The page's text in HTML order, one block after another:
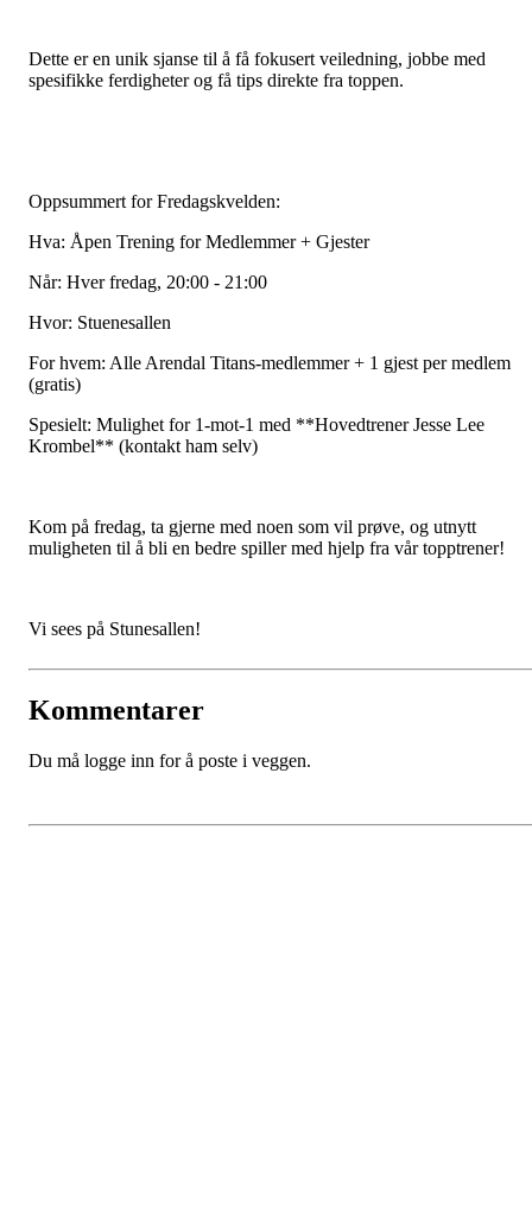
Dette er en unik sjanse til å få fokusert veiledning, jobbe med
spesifikke ferdigheter og få tips direkte fra toppen.
Oppsummert for Fredagskvelden:
Hva: Åpen Trening for Medlemmer + Gjester
Når: Hver fredag, 20:00 - 21:00
Hvor: Stuenesallen
For hvem: Alle Arendal Titans-medlemmer + 1 gjest per medlem
(gratis)
Spesielt: Mulighet for 1-mot-1 med **Hovedtrener Jesse Lee
Krombel** (kontakt ham selv)
Kom på fredag, ta gjerne med noen som vil prøve, og utnytt
muligheten til å bli en bedre spiller med hjelp fra vår topptrener!
Vi sees på Stunesallen!
Kommentarer
Du må logge inn for å poste i veggen.